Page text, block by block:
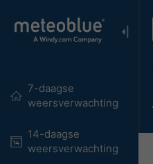
7-daagse
weersverwachting
14-daagse
weersverwachting